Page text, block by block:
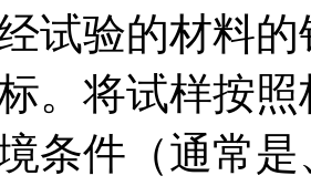
试验的材料
。将试样按
条件（通常